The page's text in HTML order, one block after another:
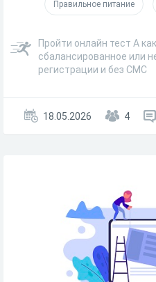
Правильное питание
Пройти онлайн тест А
сбалансированное или
регистрации и без СМС
18.05.2026 4